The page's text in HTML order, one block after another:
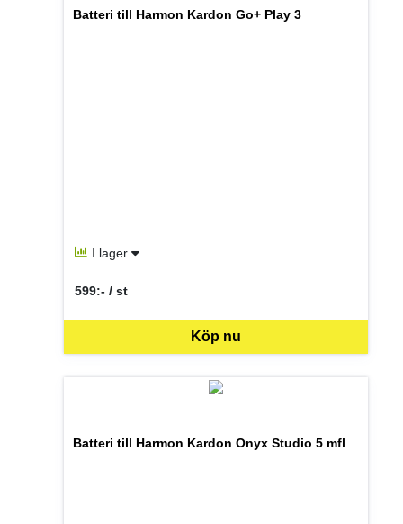
Batteri till Harmon Kardon Go+ Play 3
I lager
Köp nu
599:- / st
SEK per ST
Batteri till Harmon Kardon Onyx Studio 5 mfl